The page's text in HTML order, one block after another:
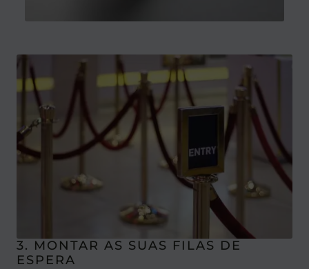
3. MONTAR AS SUAS FILAS DE
ESPERA